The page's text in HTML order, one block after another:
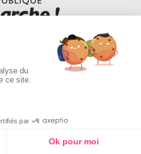
RESEAUX SOCIAUX
Simplébo